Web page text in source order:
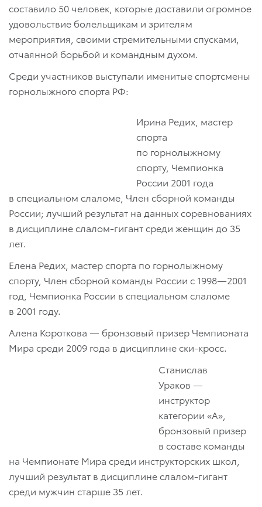
составило 50 человек, которые доставили огромное
удовольствие болельщикам и зрителям
мероприятия, своими стремительными спусками,
отчаянной борьбой и командным духом.
Среди участников выступали именитые спортсмены
горнолыжного спорта РФ:
Ирина Редих, мастер
спорта
по горнолыжному
спорту, Чемпионка
России 2001 года
в специальном слаломе, Член сборной команды
России; лучший результат на данных соревнованиях
в дисциплине слалом-гигант среди женщин до 35
лет.
Елена Редих, мастер спорта по горнолыжному
спорту, Член сборной команды России с 1998—2001
год, Чемпионка России в специальном слаломе
в 2001 году.
Алена Короткова — бронзовый призер Чемпионата
Мира среди 2009 года в дисциплине ски-кросс.
Станислав
Ураков —
инструктор
категории «А»,
бронзовый призер
в составе команды
на Чемпионате Мира среди инструкторских школ,
лучший результат в дисциплине слалом-гигант
среди мужчин старше 35 лет.